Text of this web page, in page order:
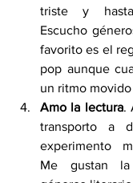
triste y
Escucho
favorito es el
pop aunque
un ritmo
Amo la lectura.
transporto a
experimento
Me gustan